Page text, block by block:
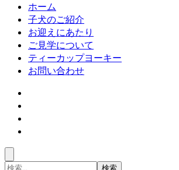
ホーム
子犬のご紹介
お迎えにあたり
ご見学について
ティーカップヨーキー
お問い合わせ
検